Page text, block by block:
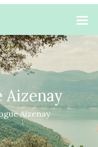
Aizenay
Aizenay